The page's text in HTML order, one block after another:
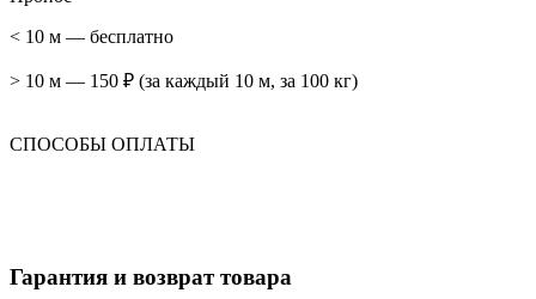
< 10 м — бесплатно
> 10 м — 150 ₽ (за каждый 10 м, за 100 кг)
СПОСОБЫ ОПЛАТЫ
Гарантия и возврат товара